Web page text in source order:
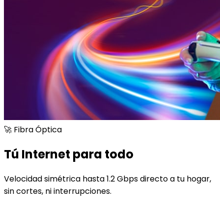
🚀 Fibra Óptica
Tú Internet para todo
Velocidad simétrica hasta 1.2 Gbps directo a tu hogar,
sin cortes, ni interrupciones.